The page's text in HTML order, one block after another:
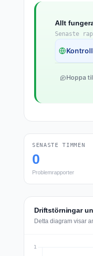
Allt
Senaste
Hoppa
SENASTE TIMMEN
0
Problemrapporter
Driftstörningar
Detta diagram visar